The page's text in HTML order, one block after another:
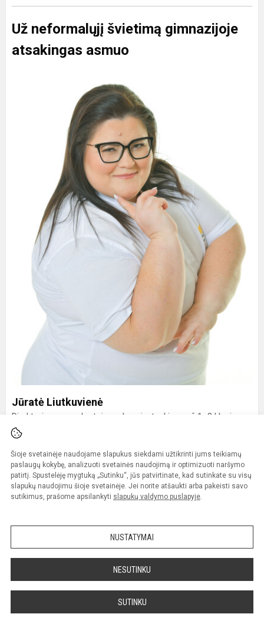
Šioje svetainėje naudojame slapukus siekdami užtikrinti jums teikiamų
paslaugų kokybę, analizuoti svetainės naudojimą ir optimizuoti naršymo
patirtį. Spustelėję mygtuką „Sutinku“, jūs patvirtinate, kad sutinkate su visų
slapukų naudojimu šioje svetainėje. Jei norite atšaukti arba pakeisti savo
sutikimus, prašome apsilankyti slapukų valdymo puslapyje.
NUSTATYMAI
NESUTINKU
SUTINKU
Už neformalųjį švietimą gimnazijoje
atsakingas asmuo
Jūratė Liutkuvienė
Direktoriaus pavaduotoja ugdymui, atsakinga už 1–8 klasių
ugdymą
Pareigybės aprašas
Išsilavinimas:
KTU vadybos ir verslo administravimo magistro laipsnis.